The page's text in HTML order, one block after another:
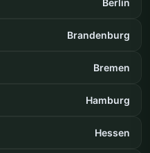
Brandenburg
Bremen
Hamburg
Hessen